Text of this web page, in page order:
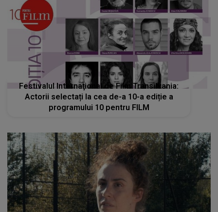
Actorii selectați la cea de-a 10-a ediție a
programului 10 pentru FILM
Scurtmetrajul românesc „Prin oraş circulă
scurte poveşti de dragoste”, recompensat în
secțiunea Cinefondation